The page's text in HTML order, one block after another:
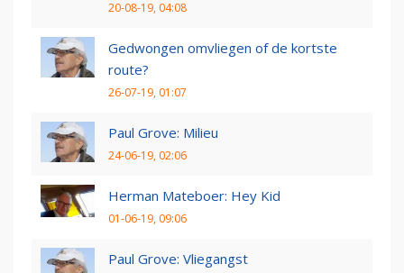
20-08-19, 04:08
Gedwongen omvliegen of de kortste
route?
26-07-19, 01:07
Paul Grove: Milieu
24-06-19, 02:06
Herman Mateboer: Hey Kid
01-06-19, 09:06
Paul Grove: Vliegangst